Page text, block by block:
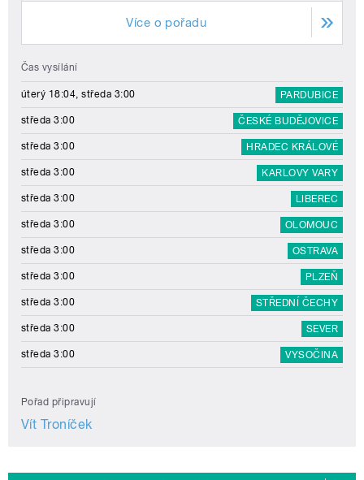
Více o pořadu
Čas vysílání
úterý 18:04, středa 3:00 PARDUBICE
středa 3:00 ČESKÉ BUDĚJOVICE
středa 3:00 HRADEC KRÁLOVÉ
středa 3:00 KARLOVY VARY
středa 3:00 LIBEREC
středa 3:00 OLOMOUC
středa 3:00 OSTRAVA
středa 3:00 PLZEŇ
středa 3:00 STŘEDNÍ ČECHY
středa 3:00 SEVER
středa 3:00 VYSOČINA
Pořad připravují
Vít Troníček